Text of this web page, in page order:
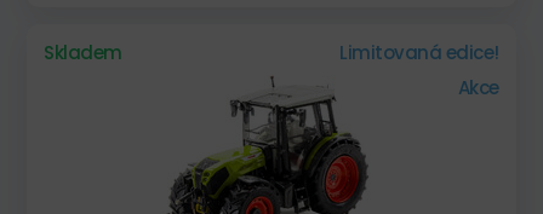
Skladem
Limitovaná edice!
Akce